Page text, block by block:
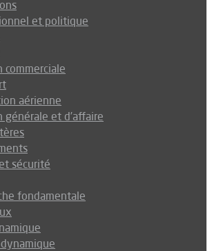
et politique
commerciale
aérienne
générale et d’affaire
sécurité
fondamentale